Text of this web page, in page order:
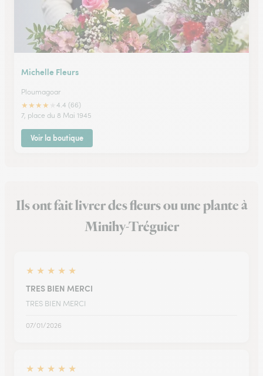
Michelle Fleurs
Ploumagoar
★★★★
4.4 (66)
7, place du 8 Mai 1945
Voir la boutique
Ils ont fait livrer des fleurs ou une plante à
Minihy-Tréguier
★ ★ ★ ★ ★
TRES BIEN MERCI
TRES BIEN MERCI
07/01/2026
★ ★ ★ ★ ★